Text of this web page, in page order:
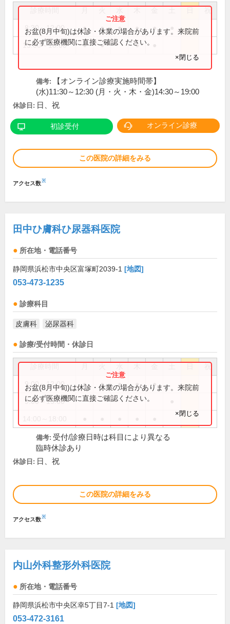
祝
8:30～12:00 ● ● ● ● ●
15:00～18:00 ● ● ●
お盆(8月中旬)は休診・休業の場合があります。来院前
に必ず医療機関に直接ご確認ください。
×閉じる
備考:
【オンライン診療実施時間帯】
(水)11:30～12:30 (月・火・木・金)14:30～19:00
休診日: 日、祝
初診受付 オンライン診療
この医院の詳細をみる
アクセス数※
田中ひ膚科ひ尿器科医院
所在地・電話番号
静岡県浜松市中央区富塚町2039-1 [地図]
053-473-1235
診療科目
皮膚科 泌尿器科
診療/受付時間・休診日
祝
9:00～12:00 ● ● ● ● ●
9:00～13:00
お盆(8月中旬)は休診・休業の場合があります。来院前
に必ず医療機関に直接ご確認ください。
×閉じる
備考: 受付/診療日時は科目により異なる
臨時休診あり
休診日: 日、祝
この医院の詳細をみる
アクセス数※
内山外科整形外科医院
所在地・電話番号
静岡県浜松市中央区幸5丁目7-1 [地図]
053-472-3161